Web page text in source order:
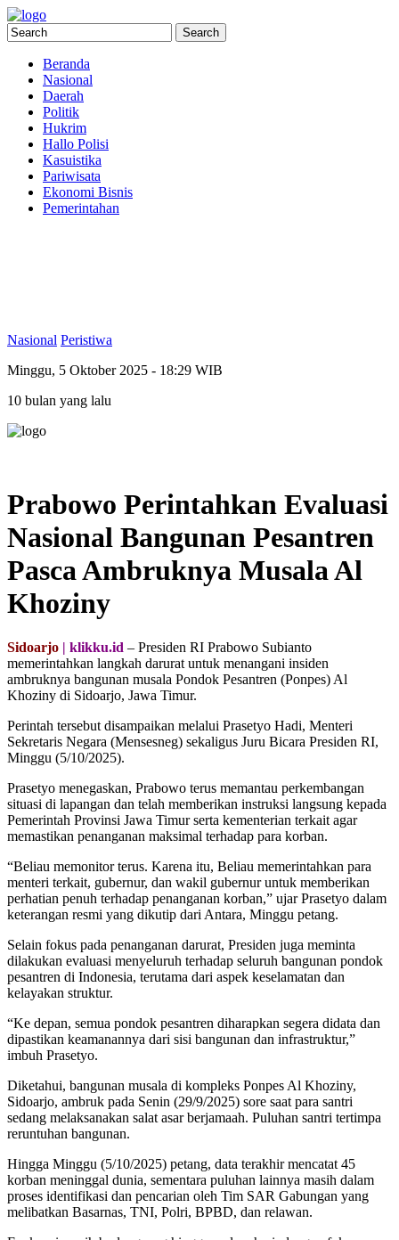
Beranda
Nasional
Daerah
Politik
Hukrim
Hallo Polisi
Kasuistika
Pariwisata
Ekonomi Bisnis
Pemerintahan
Nasional Peristiwa
Minggu, 5 Oktober 2025 - 18:29 WIB
10 bulan yang lalu
Prabowo Perintahkan Evaluasi
Nasional Bangunan Pesantren
Pasca Ambruknya Musala Al
Khoziny
Sidoarjo | klikku.id – Presiden RI Prabowo Subianto
memerintahkan langkah darurat untuk menangani insiden
ambruknya bangunan musala Pondok Pesantren (Ponpes) Al
Khoziny di Sidoarjo, Jawa Timur.
Perintah tersebut disampaikan melalui Prasetyo Hadi, Menteri
Sekretaris Negara (Mensesneg) sekaligus Juru Bicara Presiden RI,
Minggu (5/10/2025).
Prasetyo menegaskan, Prabowo terus memantau perkembangan
situasi di lapangan dan telah memberikan instruksi langsung kepada
Pemerintah Provinsi Jawa Timur serta kementerian terkait agar
memastikan penanganan maksimal terhadap para korban.
“Beliau memonitor terus. Karena itu, Beliau memerintahkan para
menteri terkait, gubernur, dan wakil gubernur untuk memberikan
perhatian penuh terhadap penanganan korban,” ujar Prasetyo dalam
keterangan resmi yang dikutip dari Antara, Minggu petang.
Selain fokus pada penanganan darurat, Presiden juga meminta
dilakukan evaluasi menyeluruh terhadap seluruh bangunan pondok
pesantren di Indonesia, terutama dari aspek keselamatan dan
kelayakan struktur.
“Ke depan, semua pondok pesantren diharapkan segera didata dan
dipastikan keamanannya dari sisi bangunan dan infrastruktur,”
imbuh Prasetyo.
Diketahui, bangunan musala di kompleks Ponpes Al Khoziny,
Sidoarjo, ambruk pada Senin (29/9/2025) sore saat para santri
sedang melaksanakan salat asar berjamaah. Puluhan santri tertimpa
reruntuhan bangunan.
Hingga Minggu (5/10/2025) petang, data terakhir mencatat 45
korban meninggal dunia, sementara puluhan lainnya masih dalam
proses identifikasi dan pencarian oleh Tim SAR Gabungan yang
melibatkan Basarnas, TNI, Polri, BPBD, dan relawan.